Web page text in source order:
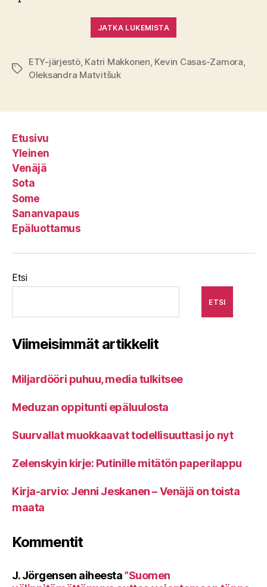
JATKA LUKEMISTA
Avainsanat
ETY-järjestö, Katri Makkonen, Kevin Casas-Zamora,
Oleksandra Matvitšuk
Etusivu
Yleinen
Venäjä
Sota
Some
Sananvapaus
Epäluottamus
Etsi
ETSI
Viimeisimmät artikkelit
Miljardööri puhuu, media tulkitsee
Meduzan oppitunti epäluulosta
Suurvallat muokkaavat todellisuuttasi jo nyt
Zelenskyin kirje: Putinille mitätön paperilappu
Kirja-arvio: Jenni Jeskanen – Venäjä on toista
maata
Kommentit
J. Jörgensen aiheesta”Suomen